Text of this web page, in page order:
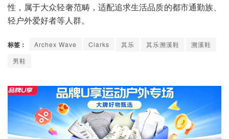
性，属于大众轻奢范畴，适配追求生活品质的都市通勤族、
轻户外爱好者等人群。
标签： Archex Wave Clarks 其乐 其乐溯溪鞋
溯溪鞋
男鞋